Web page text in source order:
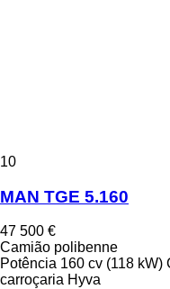
10
MAN TGE 5.160
47 500 €
Camião polibenne
Potência 160 cv (118 kW)
carroçaria Hyva